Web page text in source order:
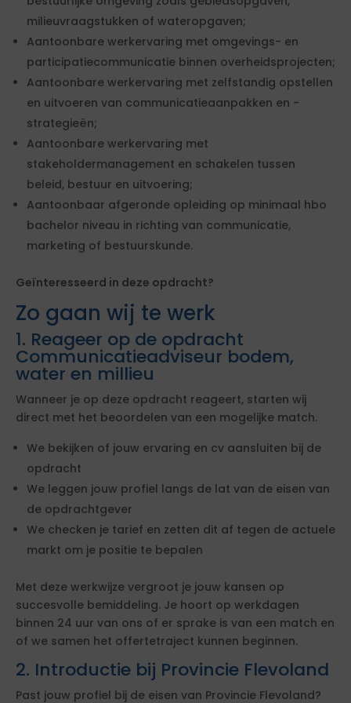
milieuvraagstukken of wateropgaven;
Aantoonbare werkervaring met omgevings- en
participatiecommunicatie binnen overheidsprojecten;
Aantoonbare werkervaring met zelfstandig opstellen
en uitvoeren van communicatieaanpakken en -
strategieën;
Aantoonbare werkervaring met
stakeholdermanagement en schakelen tussen
beleid, bestuur en uitvoering;
Aantoonbaar afgeronde opleiding op minimaal hbo
bachelor niveau in richting van communicatie,
marketing of bestuurskunde.
Geïnteresseerd in deze opdracht?
Zo gaan wij te werk
1. Reageer op de opdracht
Communicatieadviseur bodem,
water en millieu
Wanneer je op deze opdracht reageert, starten wij
direct met het beoordelen van een mogelijke match.
We bekijken of jouw ervaring en cv aansluiten bij de
opdracht
We leggen jouw profiel langs de lat van de eisen van
de opdrachtgever
We checken je tarief en zetten dit af tegen de actuele
markt om je positie te bepalen
Met deze werkwijze vergroot je jouw kansen op
succesvolle bemiddeling. Je hoort op werkdagen
binnen 24 uur van ons of er sprake is van een match en
of we samen het offertetraject kunnen beginnen.
2. Introductie bij Provincie Flevoland
Past jouw profiel bij de eisen van Provincie Flevoland?